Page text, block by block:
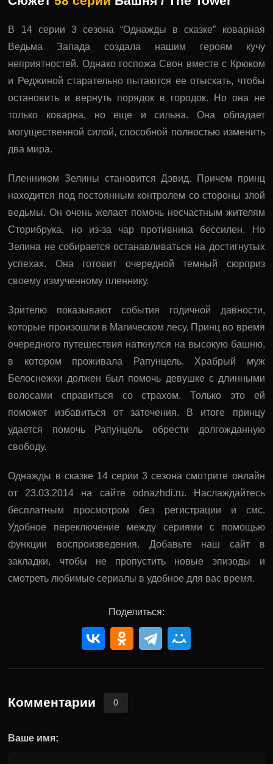
В 14 серии 3 сезона “Однажды в сказке” коварная
Ведьма Запада создала нашим героям кучу
неприятностей. Однако госпожа Свон вместе с Крюком
и Реджиной старательно пытаются ее отыскать, чтобы
остановить и вернуть порядок в городок. Но она не
только коварна, но еще и сильна. Она обладает
могущественной силой, способной полностью изменить
два мира.
Пленником Зелины становится Дэвид. Причем принц
находится под постоянным контролем со стороны злой
ведьмы. Он очень желает помочь несчастным жителям
Сторибрука, но из-за чар противника бессилен. Но
Зелина не собирается останавливаться на достигнутых
успехах. Она готовит очередной темный сюрприз
своему измученному пленнику.
Зрителю показывают события годичной давности,
которые произошли в Магическом лесу. Принц во время
очередного путешествия наткнулся на высокую башню,
в котором проживала Рапунцель. Храбрый муж
Белоснежки должен был помочь девушке с длинными
волосами справиться со страхом. Только это ей
поможет избавиться от заточения. В итоге принцу
удается помочь Рапунцель обрести долгожданную
свободу.
Однажды в сказке 14 серии 3 сезона смотрите онлайн
от 23.03.2014 на сайте odnazhdi.ru. Наслаждайтесь
бесплатным просмотром без регистрации и смс.
Удобное переключение между сериями с помощью
функции воспроизведения. Добавьте наш сайт в
закладки, чтобы не пропустить новые эпизоды и
смотреть любимые сериалы в удобное для вас время.
Поделиться:
Комментарии 0
Ваше имя: